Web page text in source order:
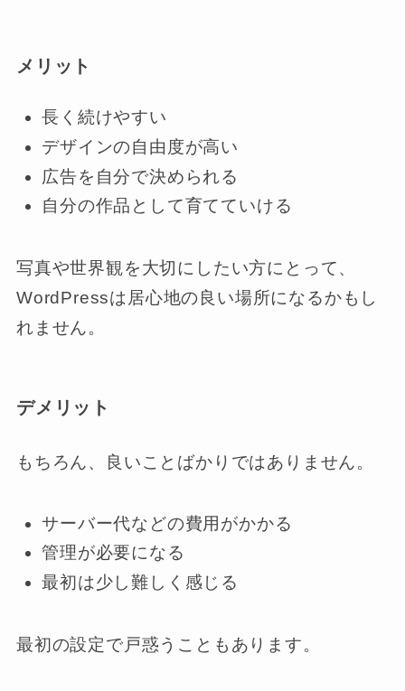
メリット
長く続けやすい
デザインの自由度が高い
広告を自分で決められる
自分の作品として育てていける
写真や世界観を大切にしたい方にとって、
WordPressは居心地の良い場所になるかもし
れません。
デメリット
もちろん、良いことばかりではありません。
サーバー代などの費用がかかる
管理が必要になる
最初は少し難しく感じる
最初の設定で戸惑うこともあります。